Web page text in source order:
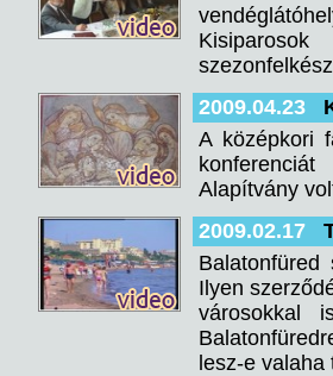
2009.04.23
A középkori
Alapítvány
2009.02.17
Ilyen
városokkal
lesz-e